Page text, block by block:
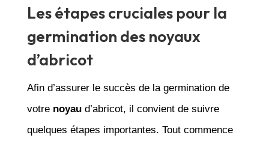
Les étapes cruciales pour la
germination des noyaux
d’abricot
Afin d’assurer le succès de la germination de
votre noyaud’abricot, il convient de suivre
quelques étapes importantes. Tout commence